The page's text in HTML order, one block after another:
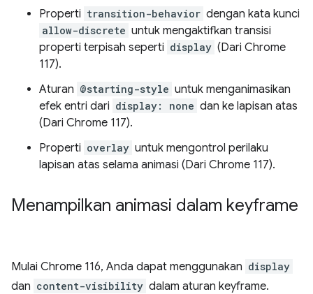
Properti transition-behavior dengan kata kunci
allow-discrete untuk mengaktifkan transisi
properti terpisah seperti display (Dari Chrome
117).
Aturan @starting-style untuk menganimasikan
efek entri dari display: none dan ke lapisan atas
(Dari Chrome 117).
Properti overlay untuk mengontrol perilaku
lapisan atas selama animasi (Dari Chrome 117).
Menampilkan animasi dalam keyframe
Mulai Chrome 116, Anda dapat menggunakan display
dan content-visibility dalam aturan keyframe.